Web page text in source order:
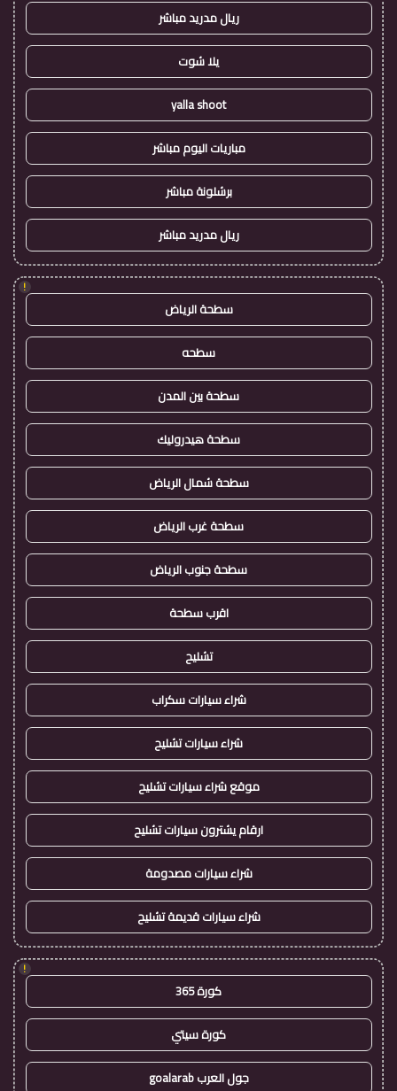
ريال مدريد مباشر
يلا شوت
yalla shoot
مباريات اليوم مباشر
برشلونة مباشر
ريال مدريد مباشر
!
سطحة الرياض
سطحه
سطحة بين المدن
سطحة هيدروليك
سطحة شمال الرياض
سطحة غرب الرياض
سطحة جنوب الرياض
اقرب سطحة
تشليح
شراء سيارات سكراب
شراء سيارات تشليح
موقع شراء سيارات تشليح
ارقام يشترون سيارات تشليح
شراء سيارات مصدومة
شراء سيارات قديمة تشليح
!
كورة 365
كورة سيتي
جول العرب goalarab